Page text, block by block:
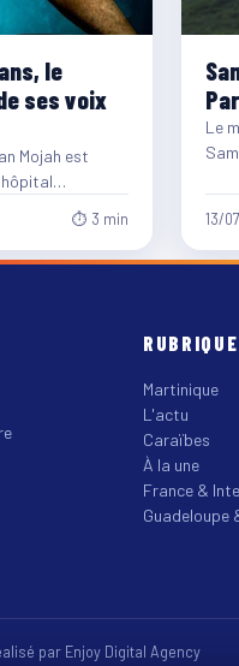
le
ses voix
Mojah est
⏱ 3 min
Le
13/
Martinique
L'actu
Caraïbes
À la une
France &
Guadeloupe
par Enjoy Digital Agency